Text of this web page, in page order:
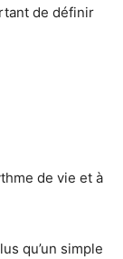
de définir
de vie et à
qu’un simple